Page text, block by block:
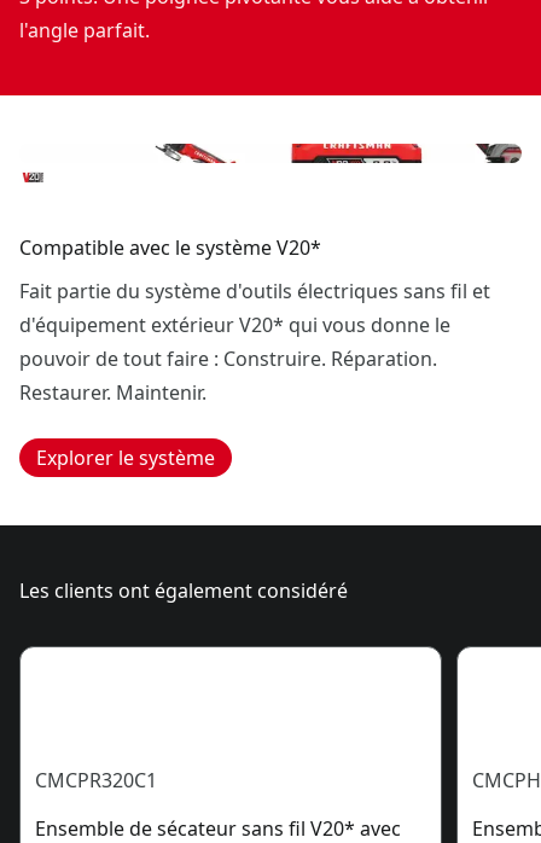
l'angle parfait.
Compatible avec le système V20*
Fait partie du système d'outils électriques sans fil et
d'équipement extérieur V20* qui vous donne le
pouvoir de tout faire : Construire. Réparation.
Restaurer. Maintenir.
Explorer le système
Les clients ont également considéré
CMCPR320C1
Ensemble de sécateur sans fil V20* avec